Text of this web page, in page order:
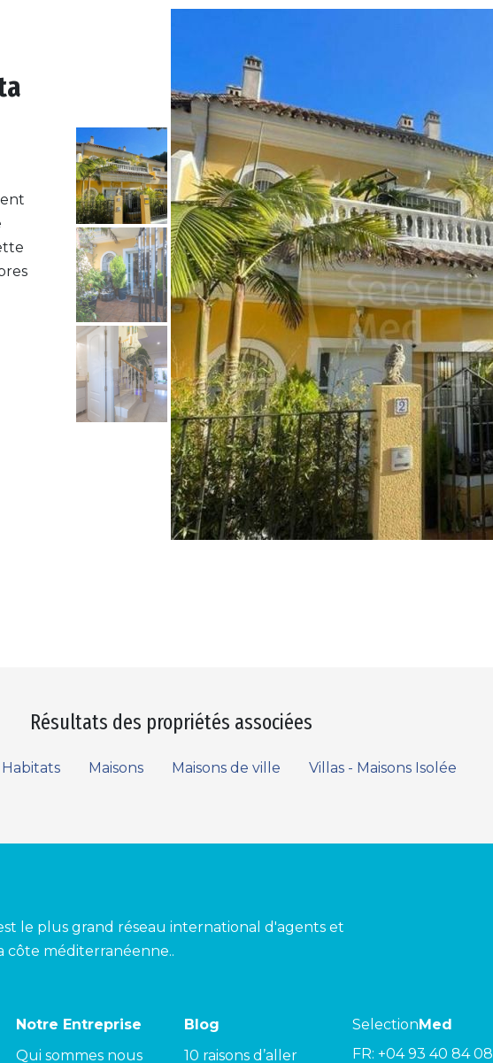
Résultats des propriétés associées
Maisons Maisons de ville Villas - Maisons Isolée
le plus grand réseau international d'agents et
côte méditerranéenne..
Notre Entreprise
Qui sommes nous
Blog
10 raisons d’aller
Selection Med
FR: +04 93 40 84 08